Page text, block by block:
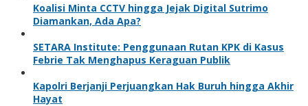
Koalisi Minta CCTV hingga Jejak Digital Sutrimo
Diamankan, Ada Apa?
SETARA Institute: Penggunaan Rutan KPK di Kasus
Febrie Tak Menghapus Keraguan Publik
Kapolri Berjanji Perjuangkan Hak Buruh hingga Akhir
Hayat